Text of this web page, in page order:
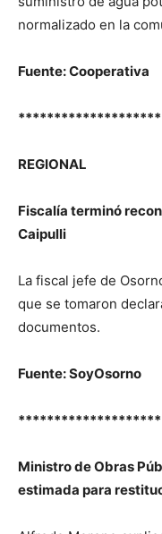
normalizado en la
Fuente: Cooperativa
REGIONAL
Fiscalía terminó
Caipulli
La fiscal jefe de
que se tomaron
documentos.
Fuente: SoyOsorno
Ministro de Obras
estimada para